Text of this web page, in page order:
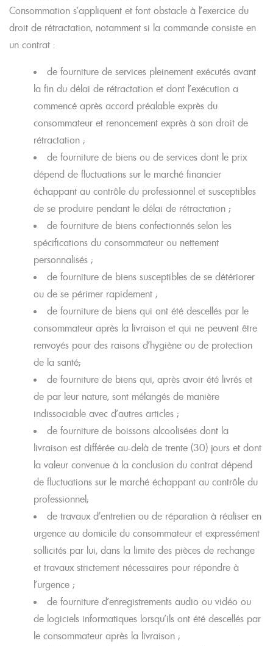
Consommation s’appliquent et font obstacle à l’exercice du
droit de rétractation, notamment si la commande consiste en
un contrat :
de fourniture de services pleinement exécutés avant
la fin du délai de rétractation et dont l’exécution a
commencé après accord préalable exprès du
consommateur et renoncement exprès à son droit de
rétractation ;
de fourniture de biens ou de services dont le prix
dépend de fluctuations sur le marché financier
échappant au contrôle du professionnel et susceptibles
de se produire pendant le délai de rétractation ;
de fourniture de biens confectionnés selon les
spécifications du consommateur ou nettement
personnalisés ;
de fourniture de biens susceptibles de se détériorer
ou de se périmer rapidement ;
de fourniture de biens qui ont été descellés par le
consommateur après la livraison et qui ne peuvent être
renvoyés pour des raisons d’hygiène ou de protection
de la santé;
de fourniture de biens qui, après avoir été livrés et
de par leur nature, sont mélangés de manière
indissociable avec d’autres articles ;
de fourniture de boissons alcoolisées dont la
livraison est différée au-delà de trente (30) jours et dont
la valeur convenue à la conclusion du contrat dépend
de fluctuations sur le marché échappant au contrôle du
professionnel;
de travaux d’entretien ou de réparation à réaliser en
urgence au domicile du consommateur et expressément
sollicités par lui, dans la limite des pièces de rechange
et travaux strictement nécessaires pour répondre à
l’urgence ;
de fourniture d’enregistrements audio ou vidéo ou
de logiciels informatiques lorsqu’ils ont été descellés par
le consommateur après la livraison ;